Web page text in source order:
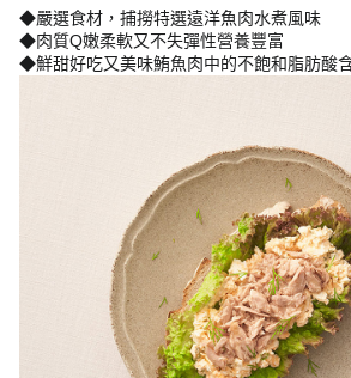
◆嚴選食材，捕撈特選遠洋魚肉水煮風味
◆肉質Q嫩柔軟又不失彈性營養豐富
◆鮮甜好吃又美味鮪魚肉中的不飽和脂肪酸